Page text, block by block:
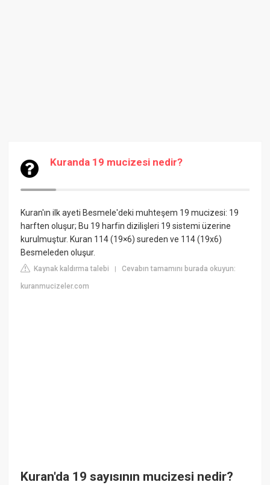
Kuranda 19 mucizesi nedir?
Kuran'ın ilk ayeti Besmele'deki muhteşem 19 mucizesi: 19
harften oluşur; Bu 19 harfin dizilişleri 19 sistemi üzerine
kurulmuştur. Kuran 114 (19×6) sureden ve 114 (19x6)
Besmeleden oluşur.
Kaynak kaldırma talebi |Cevabın tamamını burada okuyun:
kuranmucizeler.com
Kuran'da 19 sayısının mucizesi nedir?